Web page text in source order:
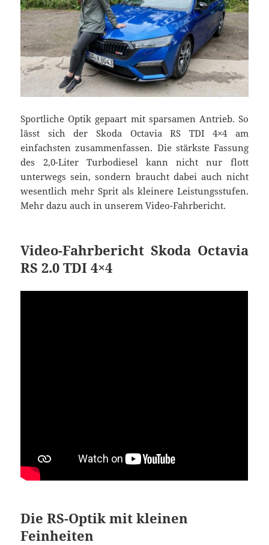
Sportliche Optik gepaart mit sparsamen Antrieb. So
lässt sich der Skoda Octavia RS TDI 4×4 am
einfachsten zusammenfassen. Die stärkste Fassung
des 2,0-Liter Turbodiesel kann nicht nur flott
unterwegs sein, sondern braucht dabei auch nicht
wesentlich mehr Sprit als kleinere Leistungsstufen.
Mehr dazu auch in unserem Video-Fahrbericht.
Video-Fahrbericht Skoda Octavia
RS 2.0 TDI 4×4
Die RS-Optik mit kleinen
Feinheiten